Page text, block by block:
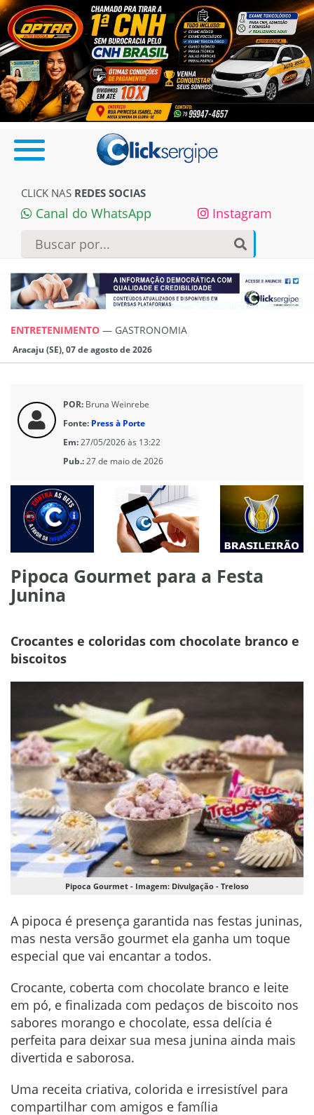
CLICK NAS REDES SOCIAS
Canal do WhatsApp Instagram
ENTRETENIMENTO — GASTRONOMIA
Aracaju (SE), 07 de agosto de 2026
POR: Bruna Weinrebe
Fonte: Press à Porte
Em:27/05/2026 às 13:22
Pub.:27 de maio de 2026
Pipoca Gourmet para a Festa
Junina
Crocantes e coloridas com chocolate branco e
biscoitos
Pipoca Gourmet - Imagem: Divulgação - Treloso
A pipoca é presença garantida nas festas juninas,
mas nesta versão gourmet ela ganha um toque
especial que vai encantar a todos.
Crocante, coberta com chocolate branco e leite
em pó, e finalizada com pedaços de biscoito nos
sabores morango e chocolate, essa delícia é
perfeita para deixar sua mesa junina ainda mais
divertida e saborosa.
Uma receita criativa, colorida e irresistível para
compartilhar com amigos e família